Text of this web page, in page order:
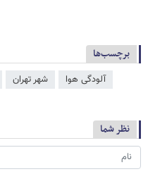
برچسب‌ها
آلودگی هوا شهر تهران
نظر شما